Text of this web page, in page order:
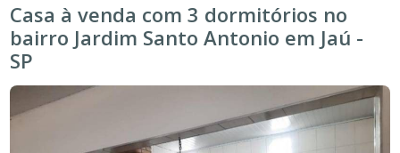
Casa à venda com 3 dormitórios no
bairro Jardim Santo Antonio em Jaú -
SP